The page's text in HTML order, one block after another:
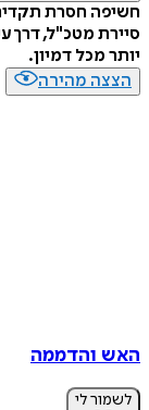
חשיפה חסרת
סיירת מטכ"ל, דרך
יותר מכל דמיון.
הצצה מהירה
האש והדממה
לשמור לי